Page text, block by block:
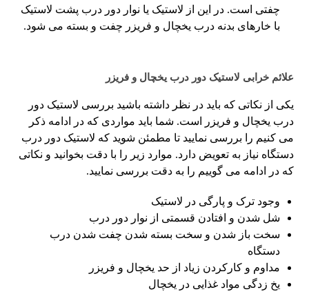
چفتی است. در این از لاستیک یا نوار دور درب پشت لاستیک
با خارهای بدنه درب یخچال و فریزر چفت و بسته می شود.
علائم خرابی لاستیک دور درب یخچال و فریزر
یکی از نکاتی که باید در نظر داشته باشید بررسی لاستیک دور
درب یخچال و فریزر است. شما باید مواردی که در ادامه ذکر
می کنیم را بررسی نمایید تا مطمئن شوید که لاستیک دور درب
دستگاه نیاز به تعویض دارد. موارد زیر را با دقت بخوانید و نکاتی
که در ادامه می گوییم را به دقت بررسی نمایید.
وجود ترک و پارگی در لاستیک
شل شدن و افتادن قسمتی از نوار دور درب
سخت باز شدن و سخت بسته شدن چفت شدن درب
دستگاه
مداوم و کارکردن زیاد از حد یخچال و فریزر
یخ زدگی مواد غذایی در یخچال